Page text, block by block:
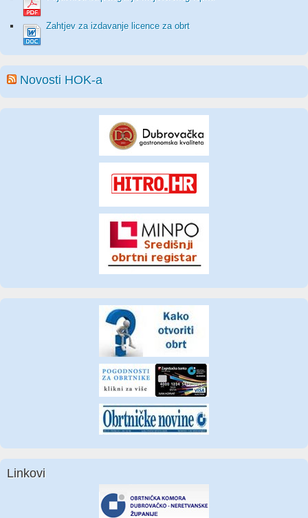
Zahtjev za izdavanje licence za obrt
Novosti HOK-a
Linkovi